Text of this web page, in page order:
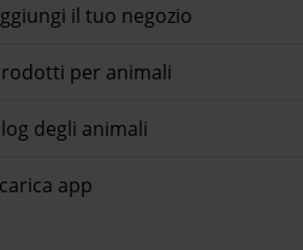
il tuo negozio
per animali
degli animali
app